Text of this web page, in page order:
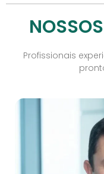
Profissionais